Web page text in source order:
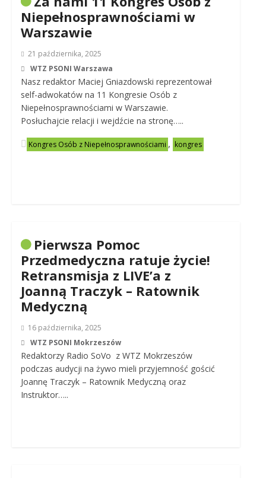
Niepełnosprawnościami w
Warszawie
21 października, 2025
WTZ PSONI Warszawa
Nasz redaktor Maciej Gniazdowski reprezentował
self-adwokatów na 11 Kongresie Osób z
Niepełnosprawnościami w Warszawie.
Posłuchajcie relacji i wejdźcie na stronę…..
Kongres Osób z Niepełnosprawnościami , kongres
Pierwsza Pomoc
Przedmedyczna ratuje życie!
Retransmisja z LIVE’a z
Joanną Traczyk – Ratownik
Medyczną
16 października, 2025
WTZ PSONI Mokrzeszów
Redaktorzy Radio SoVo z WTZ Mokrzeszów
podczas audycji na żywo mieli przyjemność gościć
Joannę Traczyk – Ratownik Medyczną oraz
Instruktor…..